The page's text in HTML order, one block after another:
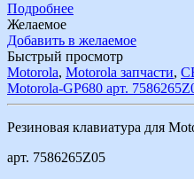
Подробнее
Желаемое
Добавить в желаемое
Быстрый просмотр
Motorola, Motorola запчасти,
Motorola-GP680 арт.
Резиновая клавиатура для
арт. 7586265Z05